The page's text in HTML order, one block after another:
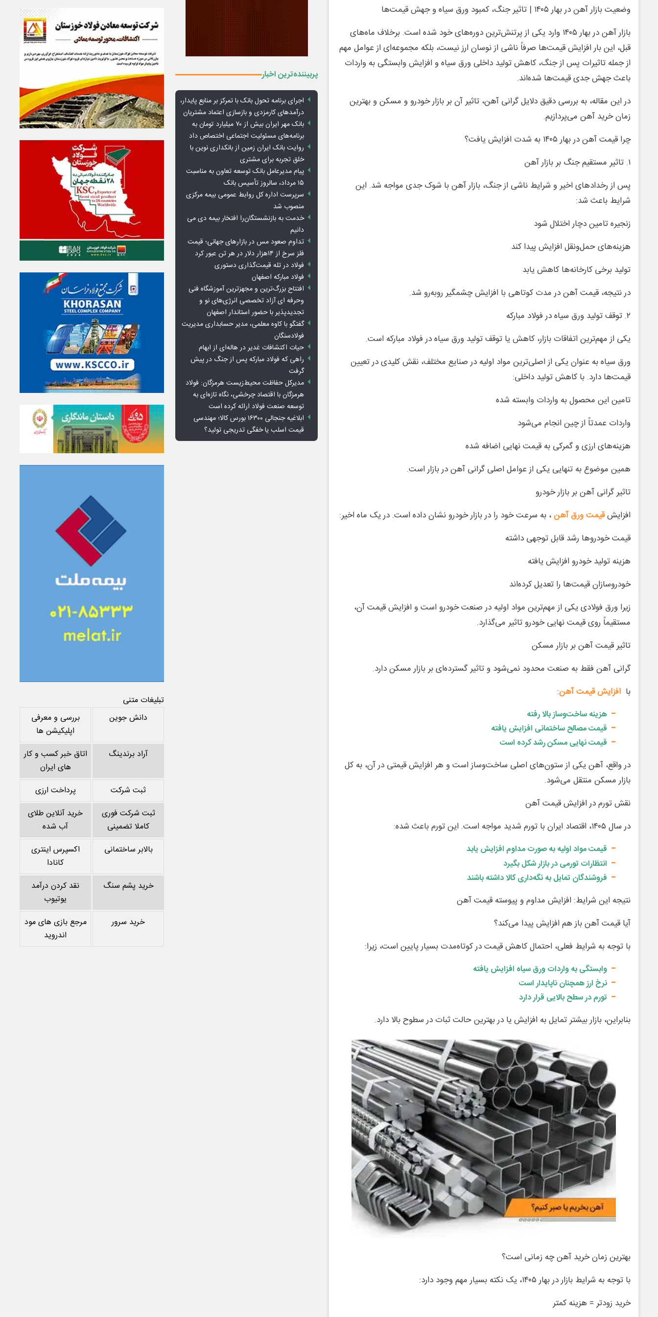
وضعیت بازار آهن در بهار ۱۴۰۵ | تاثیر جنگ، کمبود ورق سیاه و جهش قیمت‌ها
بازار آهن در بهار ۱۴۰۵ وارد یکی از پرتنش‌ترین دوره‌های خود شده است. برخلاف ماه‌های
قبل، این بار افزایش قیمت‌ها صرفاً ناشی از نوسان ارز نیست، بلکه مجموعه‌ای از عوامل مهم
از جمله تاثیرات پس از جنگ، کاهش تولید داخلی ورق سیاه و افزایش وابستگی به واردات
باعث جهش جدی قیمت‌ها شده‌اند.
در این مقاله، به بررسی دقیق دلایل گرانی آهن، تاثیر آن بر بازار خودرو و مسکن و بهترین
زمان خرید آهن می‌پردازیم.
چرا قیمت آهن در بهار ۱۴۰۵ به شدت افزایش یافت؟
۱. تاثیر مستقیم جنگ بر بازار آهن
پس از رخدادهای اخیر و شرایط ناشی از جنگ، بازار آهن با شوک جدی مواجه شد. این
شرایط باعث شد:
زنجیره تامین دچار اختلال شود
هزینه‌های حمل‌ونقل افزایش پیدا کند
تولید برخی کارخانه‌ها کاهش یابد
در نتیجه، قیمت آهن در مدت کوتاهی با افزایش چشمگیر روبه‌رو شد.
۲. توقف تولید ورق سیاه در فولاد مبارکه
یکی از مهم‌ترین اتفاقات بازار، کاهش یا توقف تولید ورق سیاه در فولاد مبارکه است.
ورق سیاه به عنوان یکی از اصلی‌ترین مواد اولیه در صنایع مختلف، نقش کلیدی در تعیین
قیمت‌ها دارد. با کاهش تولید داخلی:
تامین این محصول به واردات وابسته شده
واردات عمدتاً از چین انجام می‌شود
هزینه‌های ارزی و گمرکی به قیمت نهایی اضافه شده
همین موضوع به تنهایی یکی از عوامل اصلی گرانی آهن در بازار است.
تاثیر گرانی آهن بر بازار خودرو
افزایشقیمت ورق آهن، به سرعت خود را در بازار خودرو نشان داده است. در یک ماه اخیر:
قیمت خودروها رشد قابل توجهی داشته
هزینه تولید خودرو افزایش یافته
خودروسازان قیمت‌ها را تعدیل کرده‌اند
زیرا ورق فولادی یکی از مهم‌ترین مواد اولیه در صنعت خودرو است و افزایش قیمت آن،
مستقیماً روی قیمت نهایی خودرو تاثیر می‌گذارد.
تاثیر قیمت آهن بر بازار مسکن
گرانی آهن فقط به صنعت محدود نمی‌شود و تاثیر گسترده‌ای بر بازار مسکن دارد.
با افزایش قیمت آهن:
هزینه ساخت‌وساز بالا رفته
قیمت مصالح ساختمانی افزایش یافته
قیمت نهایی مسکن رشد کرده است
در واقع، آهن یکی از ستون‌های اصلی ساخت‌وساز است و هر افزایش قیمتی در آن، به کل
بازار مسکن منتقل می‌شود.
نقش تورم در افزایش قیمت آهن
در سال ۱۴۰۵، اقتصاد ایران با تورم شدید مواجه است. این تورم باعث شده:
قیمت مواد اولیه به صورت مداوم افزایش یابد
انتظارات تورمی در بازار شکل بگیرد
فروشندگان تمایل به نگه‌داری کالا داشته باشند
نتیجه این شرایط: افزایش مداوم و پیوسته قیمت آهن
آیا قیمت آهن باز هم افزایش پیدا می‌کند؟
با توجه به شرایط فعلی، احتمال کاهش قیمت در کوتاه‌مدت بسیار پایین است، زیرا:
وابستگی به واردات ورق سیاه افزایش یافته
نرخ ارز همچنان ناپایدار است
تورم در سطح بالایی قرار دارد
بنابراین، بازار بیشتر تمایل به افزایش یا در بهترین حالت ثبات در سطوح بالا دارد.
بهترین زمان خرید آهن چه زمانی است؟
با توجه به شرایط بازار در بهار ۱۴۰۵، یک نکته بسیار مهم وجود دارد:
خرید زودتر = هزینه کمتر
پربیننده‌ترین اخبار
اجرای برنامه تحول بانک با تمرکز بر منابع پایدار،
درآمدهای کارمزدی و بازسازی اعتماد مشتریان
بانک مهر ایران بیش از ۷۰ میلیارد تومان به
برنامه‌های مسئولیت اجتماعی اختصاص داد
روایت بانک ایران زمین از بانکداری نوین با
خلق تجربه برای مشتری
پیام مدیرعامل بانک توسعه تعاون به مناسبت
۱۵ مرداد، سالروز تأسیس بانک
سرپرست اداره کل روابط عمومی بیمه مرکزی
منصوب شد
خدمت به بازنشستگان‌را افتخار بیمه دی می
دانیم
تداوم صعود مس در بازارهای جهانی؛ قیمت
فلز سرخ از ۱۴هزار دلار در هر تن عبور کرد
فولاد در تله قیمت‌گذاری دستوری
فولاد مبارکه اصفهان
افتتاح بزرگ‌ترین و مجهزترین آموزشگاه فنی
وحرفه ای آزاد تخصصی انرژی‌های نو و
تجدیدپذیر با حضور استاندار اصفهان
گفتگو با کاوه معلمی، مدیر حسابداری مدیریت
فولادسنگان
حیات اکتشافات غدیر در هاله‌ای از ابهام
راهی که فولاد مبارکه پس از جنگ در پیش
گرفت
مدیرکل حفاظت محیط‌زیست هرمزگان: فولاد
هرمزگان با اقتصاد چرخشی، نگاه تازه‌ای به
توسعه صنعت فولاد ارائه کرده است
ابلاغیه جنجالی ۱۶۳۰۰ بورس کالا؛ مهندسی
قیمت اسلب یا خفگی تدریجی تولید؟
تبلیغات متنی
دانش جوین
بررسی و معرفی
اپلیکیشن ها
آراد برندینگ
اتاق خبر کسب و کار
های ایران
ثبت شرکت
پرداخت ارزی
ثبت شرکت فوری
کاملا تضمینی
خرید آنلاین طلای
آب شده
بالابر ساختمانی
اکسپرس اینتری
کانادا
خرید پشم سنگ
نقد کردن درآمد
یوتیوب
خرید سرور
مرجع بازی های مود
اندروید